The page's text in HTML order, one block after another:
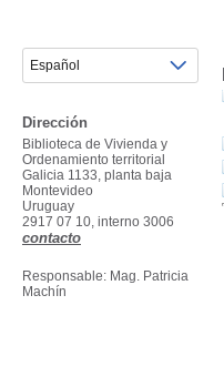
Dirección
Biblioteca de Vivienda y
Ordenamiento territorial
Galicia 1133, planta baja
Montevideo
Uruguay
2917 07 10, interno 3006
contacto
Responsable: Mag. Patricia
Machín